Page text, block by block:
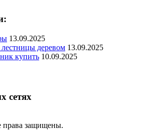
13.09.2025
деревом 13.09.2025
купить 10.09.2025
сетях
права защищены.